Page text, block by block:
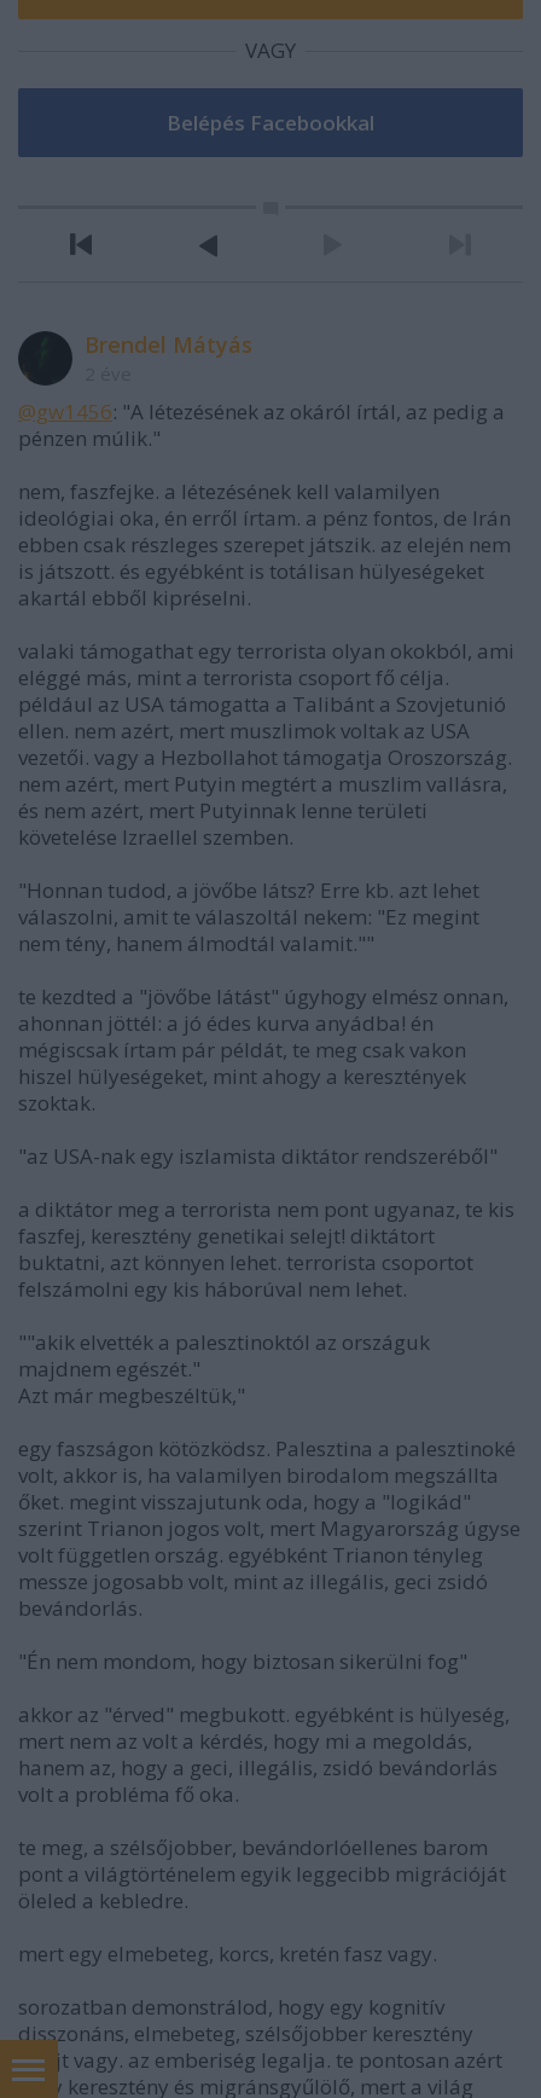
VAGY
Brendel Mátyás
@gw1456: "A létezésének az okáról írtál, az pedig a
pénzen múlik."
nem, faszfejke. a létezésének kell valamilyen
ideológiai oka, én erről írtam. a pénz fontos, de Irán
ebben csak részleges szerepet játszik. az elején nem
is játszott. és egyébként is totálisan hülyeségeket
akartál ebből kipréselni.
valaki támogathat egy terrorista olyan okokból, ami
eléggé más, mint a terrorista csoport fő célja.
például az USA támogatta a Talibánt a Szovjetunió
ellen. nem azért, mert muszlimok voltak az USA
vezetői. vagy a Hezbollahot támogatja Oroszország.
nem azért, mert Putyin megtért a muszlim vallásra,
és nem azért, mert Putyinnak lenne területi
követelése Izraellel szemben.
"Honnan tudod, a jövőbe látsz? Erre kb. azt lehet
válaszolni, amit te válaszoltál nekem: "Ez megint
nem tény, hanem álmodtál valamit.""
te kezdted a "jövőbe látást" úgyhogy elmész onnan,
ahonnan jöttél: a jó édes kurva anyádba! én
mégiscsak írtam pár példát, te meg csak vakon
hiszel hülyeségeket, mint ahogy a keresztények
szoktak.
"az USA-nak egy iszlamista diktátor rendszeréből"
a diktátor meg a terrorista nem pont ugyanaz, te kis
faszfej, keresztény genetikai selejt! diktátort
buktatni, azt könnyen lehet. terrorista csoportot
felszámolni egy kis háborúval nem lehet.
""akik elvették a palesztinoktól az országuk
majdnem egészét."
Azt már megbeszéltük,"
egy faszságon kötözködsz. Palesztina a palesztinoké
volt, akkor is, ha valamilyen birodalom megszállta
őket. megint visszajutunk oda, hogy a "logikád"
szerint Trianon jogos volt, mert Magyarország úgyse
volt független ország. egyébként Trianon tényleg
messze jogosabb volt, mint az illegális, geci zsidó
bevándorlás.
"Én nem mondom, hogy biztosan sikerülni fog"
akkor az "érved" megbukott. egyébként is hülyeség,
mert nem az volt a kérdés, hogy mi a megoldás,
hanem az, hogy a geci, illegális, zsidó bevándorlás
volt a probléma fő oka.
te meg, a szélsőjobber, bevándorlóellenes barom
pont a világtörténelem egyik leggecibb migrációját
öleled a kebledre.
mert egy elmebeteg, korcs, kretén fasz vagy.
sorozatban demonstrálod, hogy egy kognitív
disszonáns, elmebeteg, szélsőjobber keresztény
selejt vagy. az emberiség legalja. te pontosan azért
vagy keresztény és migránsgyűlölő, mert a világ